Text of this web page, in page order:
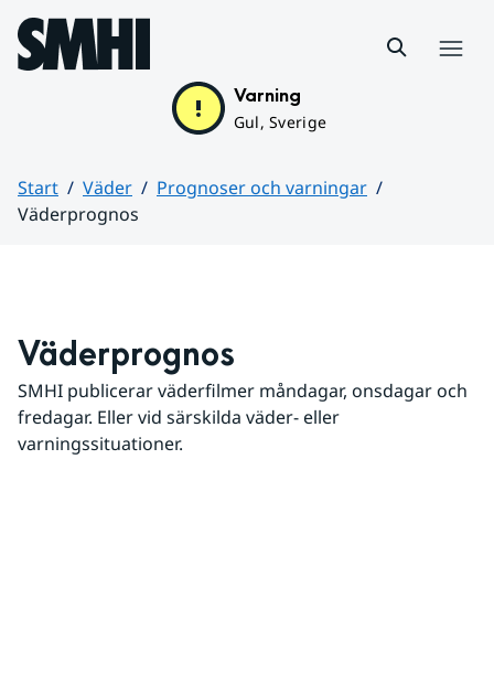
Hoppa till sidans innehåll
Varning
Gul, Sverige
Start Väder
Prognoser och varningar
Väderprognos
Väderprognos
SMHI publicerar väderfilmer måndagar, onsdagar och
fredagar. Eller vid särskilda väder- eller
varningssituationer.